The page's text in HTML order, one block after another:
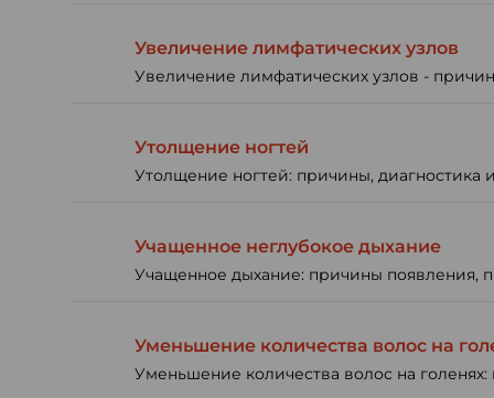
Увеличение лимфатических узлов
Увеличение лимфатических узлов -
Утолщение ногтей
Утолщение ногтей: причины, диагностика
Учащенное неглубокое дыхание
Учащенное дыхание: причины появления,
Уменьшение количества волос на
Уменьшение количества волос на